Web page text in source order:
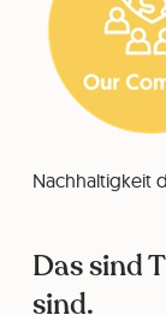
Nachhaltigkeit
Das sind
sind.